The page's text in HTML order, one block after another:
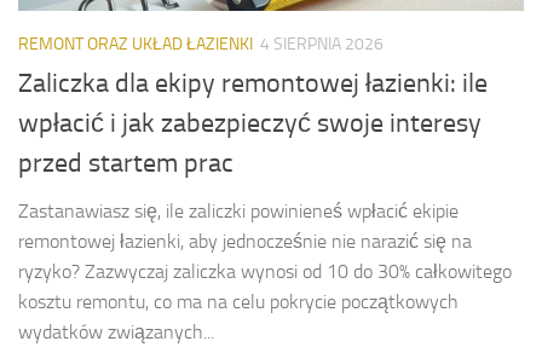
REMONT ORAZ UKŁAD ŁAZIENKI 4 SIERPNIA 2026
Zaliczka dla ekipy remontowej łazienki: ile
wpłacić i jak zabezpieczyć swoje interesy
przed startem prac
Zastanawiasz się, ile zaliczki powinieneś wpłacić ekipie
remontowej łazienki, aby jednocześnie nie narazić się na
ryzyko? Zazwyczaj zaliczka wynosi od 10 do 30% całkowitego
kosztu remontu, co ma na celu pokrycie początkowych
wydatków związanych...